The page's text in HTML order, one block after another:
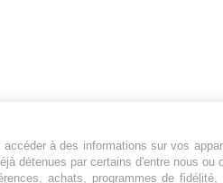
à des informations sur vos
détenues par certains d'entre nous
achats, programmes de